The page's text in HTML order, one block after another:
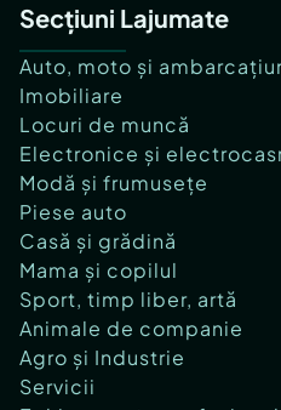
Secțiuni Lajumate
Auto, moto și
Imobiliare
Locuri de muncă
Electronice și
Modă și frumusețe
Piese auto
Casă și grădină
Mama și copilul
Sport, timp liber, artă
Animale de companie
Agro și Industrie
Servicii